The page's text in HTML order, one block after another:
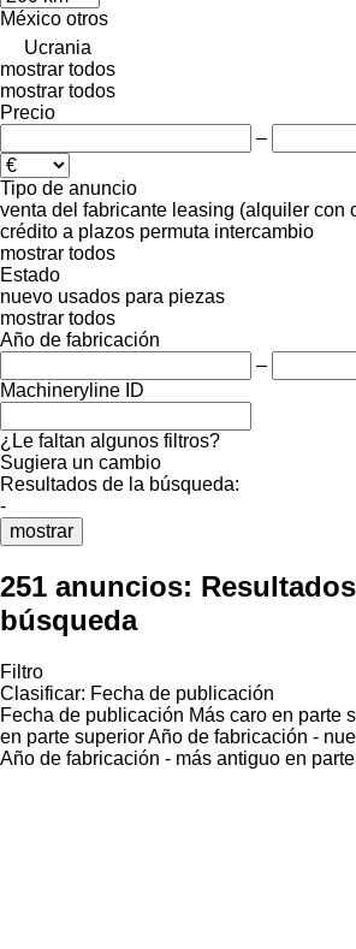
México otros
Ucrania
mostrar todos
mostrar todos
Precio
–
Tipo de anuncio
venta del fabricante leasing (alquiler con
crédito a plazos permuta intercambio
mostrar todos
Estado
nuevo usados para piezas
mostrar todos
Año de fabricación
–
Machineryline ID
¿Le faltan algunos filtros?
Sugiera un cambio
Resultados de la búsqueda:
-
mostrar
251 anuncios:
búsqueda
Filtro
Clasificar: Fecha de publicación
Fecha de publicación Más caro en parte
en parte superiorAño de fabricación -
Año de fabricación - más antiguo en